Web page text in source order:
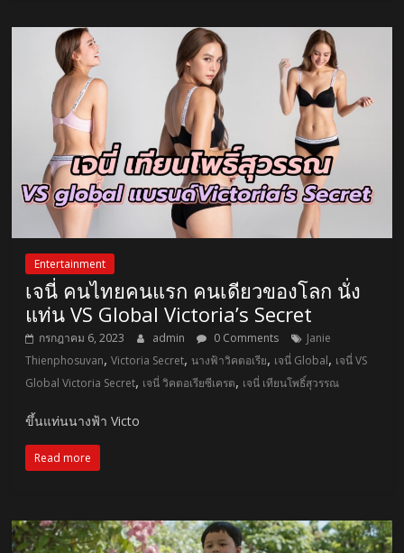
Entertainment
เจนี่ คนไทยคนแรก คนเดียวของโลก นั่ง
แท่น VS Global Victoria’s Secret
กรกฎาคม 6, 2023 admin 0 Comments
Janie
Thienphosuvan,Victoria Secret,นางฟ้าวิคตอเรีย, เจนี่ Global, เจนี่ VS
Global Victoria Secret, เจนี่ วิคตอเรียซีเครต, เจนี่ เทียนโพธิ์สุวรรณ
ขึ้นแท่นนางฟ้า Victo
Read more